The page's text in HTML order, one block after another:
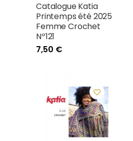
Catalogue Katia
Printemps été 2025
Femme Crochet
Nº121
7,50 €